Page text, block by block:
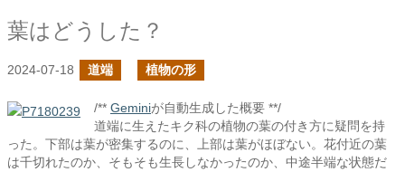
葉はどうした？
2024-07-18 道端 植物の形
/** Geminiが自動生成した概要 **/
道端に生えたキク科の植物の葉の付き方に疑問を持
った。下部は葉が密集するのに、上部は葉がほぼない。花付近の葉
は千切れたのか、そもそも生長しなかったのか、中途半端な状態だ